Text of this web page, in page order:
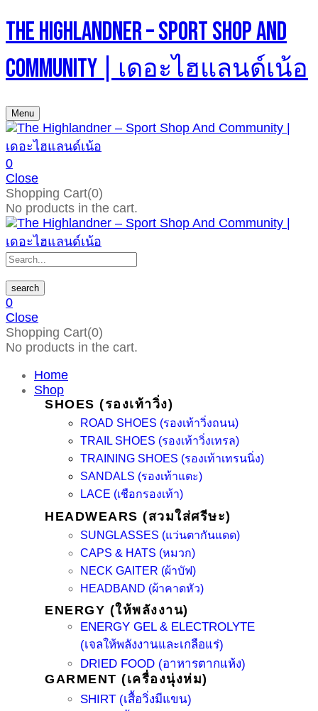
The Highlandner – Sport Shop And
Community | เดอะไฮแลนด์เน้อ
Menu
0
Close
Shopping Cart(0)
No products in the cart.
search
0
Close
Shopping Cart(0)
No products in the cart.
Home
Shop
SHOES (รองเท้าวิ่ง)
ROAD SHOES (รองเท้าวิ่งถนน)
TRAIL SHOES (รองเท้าวิ่งเทรล)
TRAINING SHOES (รองเท้าเทรนนิ่ง)
SANDALS (รองเท้าแตะ)
LACE (เชือกรองเท้า)
HEADWEARS (สวมใส่ศรีษะ)
SUNGLASSES (แว่นตากันแดด)
CAPS & HATS (หมวก)
NECK GAITER (ผ้าบัฟ)
HEADBAND (ผ้าคาดหัว)
ENERGY (ให้พลังงาน)
ENERGY GEL & ELECTROLYTE
(เจลให้พลังงานและเกลือแร่)
DRIED FOOD (อาหารตากแห้ง)
GARMENT (เครื่องนุ่งห่ม)
SHIRT (เสื้อวิ่งมีแขน)